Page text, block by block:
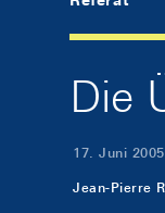
Die
17. Juni 2005
Jean-Pierre